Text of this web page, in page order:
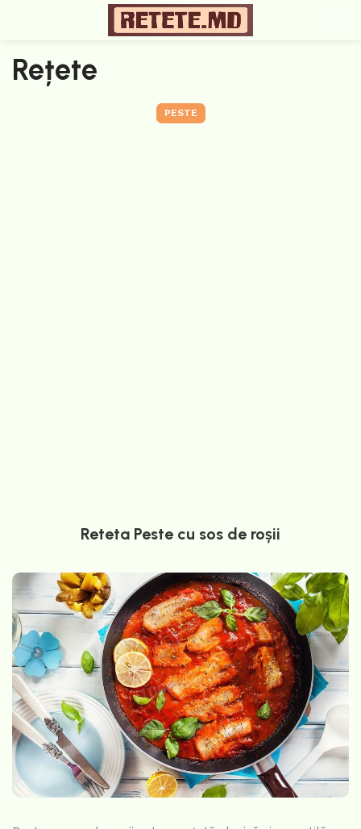
Rețete
PESTE
Reteta Peste cu sos de roșii